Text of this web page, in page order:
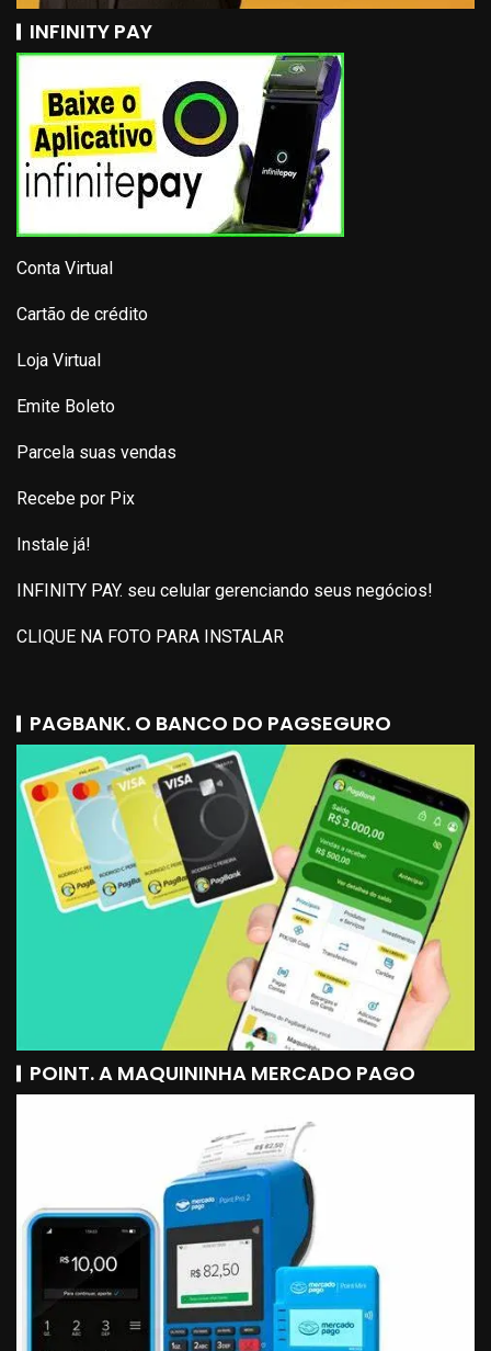
INFINITY PAY
Conta Virtual
Cartão de crédito
Loja Virtual
Emite Boleto
Parcela suas vendas
Recebe por Pix
Instale já!
INFINITY PAY. seu celular gerenciando seus negócios!
CLIQUE NA FOTO PARA INSTALAR
PAGBANK. O BANCO DO PAGSEGURO
POINT. A MAQUININHA MERCADO PAGO